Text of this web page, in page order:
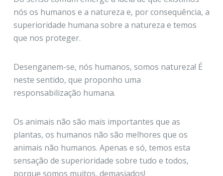
nós os humanos e a natureza e, por consequência, a
superioridade humana sobre a natureza e temos
que nos proteger.
Desenganem-se, nós humanos, somos natureza! É
neste sentido, que proponho uma
responsabilização humana.
Os animais não são mais importantes que as
plantas, os humanos não são melhores que os
animais não humanos. Apenas e só, temos esta
sensação de superioridade sobre tudo e todos,
porque somos muitos, demasiados!